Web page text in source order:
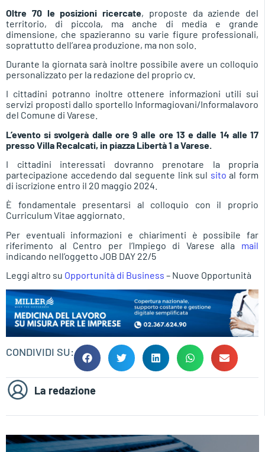
Oltre 70 le posizioni ricercate, proposte da aziende del
territorio, di piccola, ma anche di media e grande
dimensione, che spazieranno su varie figure professionali,
soprattutto dell’area produzione, ma non solo.
Durante la giornata sarà inoltre possibile avere un colloquio
personalizzato per la redazione del proprio cv.
I cittadini potranno inoltre ottenere informazioni utili sui
servizi proposti dallo sportello Informagiovani/Informalavoro
del Comune di Varese.
L’evento si svolgerà dalle ore 9 alle ore 13 e dalle 14 alle 17
presso Villa Recalcati, in piazza Libertà 1 a Varese.
I cittadini interessati dovranno prenotare la propria
partecipazione accedendo dal seguente link sul sito al form
di iscrizione entro il 20 maggio 2024.
È fondamentale presentarsi al colloquio con il proprio
Curriculum Vitae aggiornato.
Per eventuali informazioni e chiarimenti è possibile far
riferimento al Centro per l’Impiego di Varese alla mail
indicando nell’oggetto JOB DAY 22/5
Leggi altro su Opportunità di Business – Nuove Opportunità
CONDIVIDI SU:
La redazione